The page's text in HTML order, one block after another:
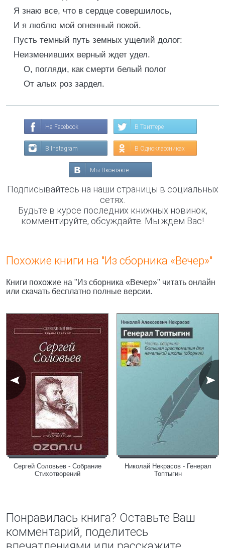
Я знаю все, что в сердце совершилось,
И я люблю мой огненный покой.
Пусть темный путь земных ущелий долог:
Неизменивших верный ждет удел.
О, погляди, как смерти белый полог
От алых роз зардел.
На Facebook В Твиттере
В Instagram В Одноклассниках
Мы Вконтакте
Подписывайтесь на наши страницы в социальных
сетях.
Будьте в курсе последних книжных новинок,
комментируйте, обсуждайте. Мы ждём Вас!
Похожие книги на "Из сборника «Вечер»"
Книги похожие на "Из сборника «Вечер»" читать онлайн
или скачать бесплатно полные версии.
Сергей Соловьев - Собрание
Стихотворений
Николай Некрасов - Генерал
Топтыгин
Понравилась книга? Оставьте Ваш
комментарий, поделитесь